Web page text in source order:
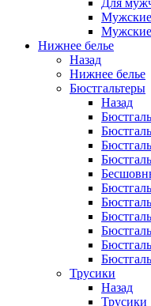
Для
Мужские
Мужские
Нижнее белье
Назад
Нижнее белье
Бюстгальтеры
Назад
Трусики
Назад
Трусики